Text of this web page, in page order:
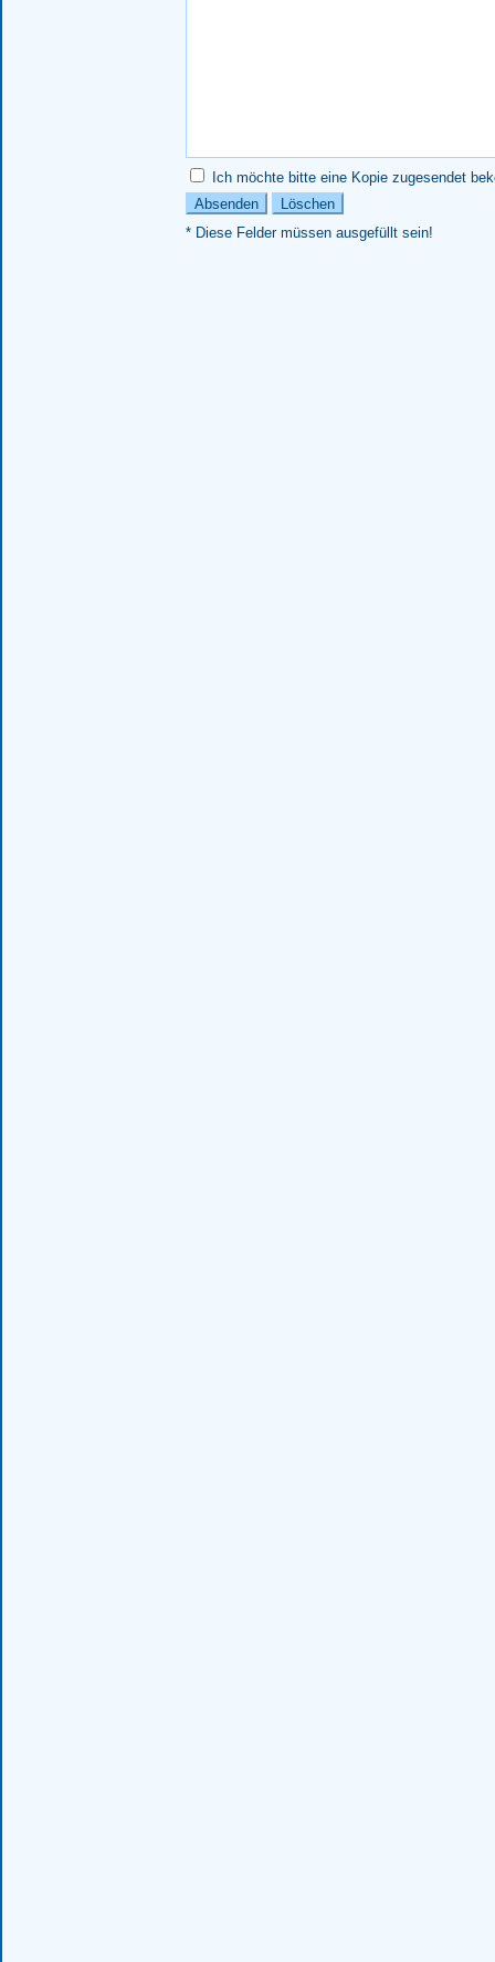
Ich möchte bitte eine Kopie zugesendet
* Diese Felder müssen ausgefüllt sein!